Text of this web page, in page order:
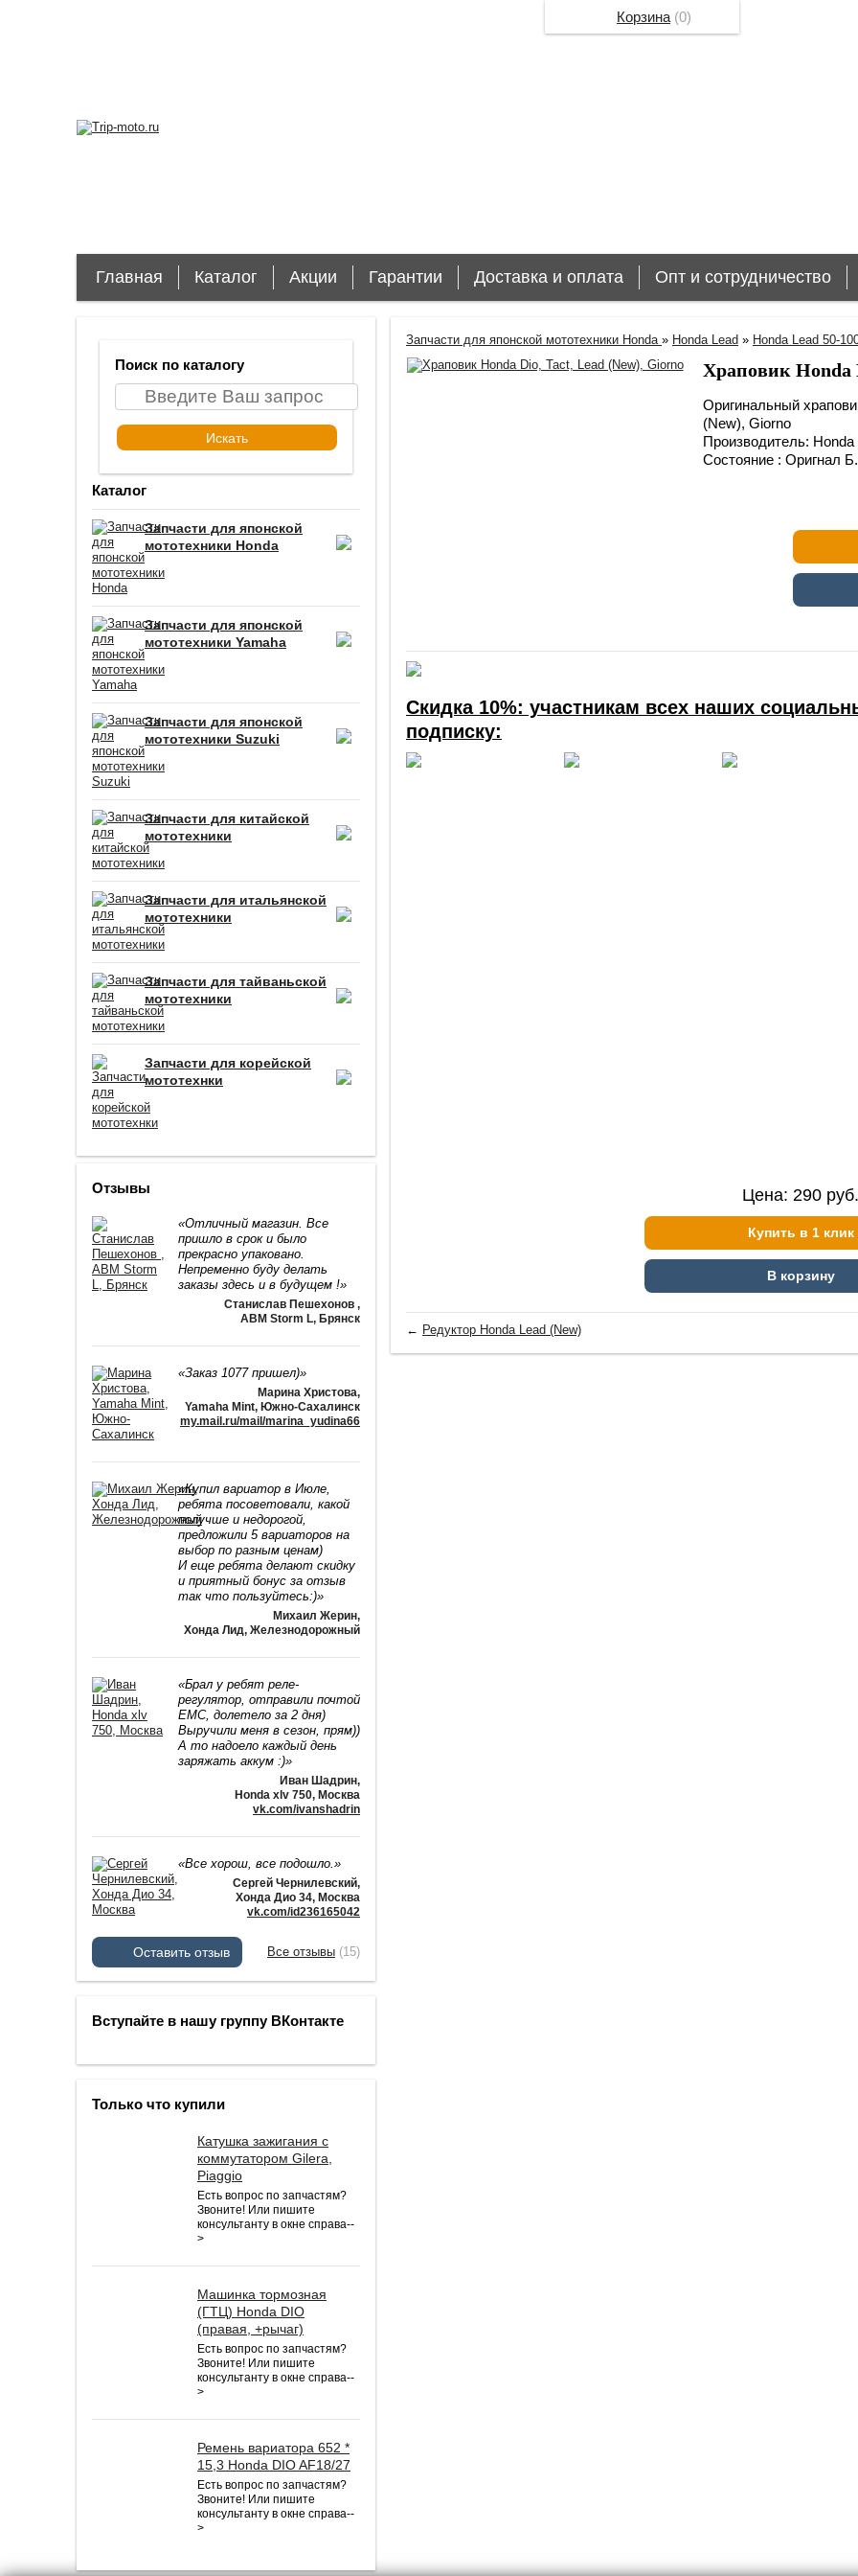
Главная Каталог Акции Гарантии Доставка и оплата Опт и сотрудничество
Поиск по каталогу
Каталог
Запчасти для японской
мототехники Honda
Запчасти для японской
мототехники Yamaha
Запчасти для японской
мототехники Suzuki
Запчасти для китайской
мототехники
Запчасти для итальянской
мототехники
Запчасти для тайваньской
мототехники
Запчасти для корейской
мототехнки
Отзывы
«Отличный магазин. Все
пришло в срок и было
прекрасно упаковано.
Непременно буду делать
заказы здесь и в будущем !»
Станислав Пешехонов ,
ABM Storm L, Брянск
«Заказ 1077 пришел)»
Марина Христова,
Yamaha Mint, Южно-Сахалинск
my.mail.ru/mail/marina_yudina66
«Купил вариатор в Июле,
ребята посоветовали, какой
получше и недорогой,
предложили 5 вариаторов на
выбор по разным ценам)
И еще ребята делают скидку
и приятный бонус за отзыв
так что пользуйтесь:)»
Михаил Жерин,
Хонда Лид, Железнодорожный
«Брал у ребят реле-
регулятор, отправили почтой
ЕМС, долетело за 2 дня)
Выручили меня в сезон, прям))
А то надоело каждый день
заряжать аккум :)»
Иван Шадрин,
Honda xlv 750, Москва
vk.com/ivanshadrin
«Все хорош, все подошло.»
Сергей Чернилевский,
Хонда Дио 34, Москва
vk.com/id236165042
Оставить отзыв Все отзывы (15)
Вступайте в нашу группу ВКонтакте
Только что купили
Катушка зажигания с
коммутатором Gilera,
Piaggio
Есть вопрос по запчастям?
Звоните! Или пишите
консультанту в окне справа--
>
Машинка тормозная
(ГТЦ) Honda DIO
(правая, +рычаг)
Есть вопрос по запчастям?
Звоните! Или пишите
консультанту в окне справа--
>
Ремень вариатора 652 *
15,3 Honda DIO AF18/27
Есть вопрос по запчастям?
Звоните! Или пишите
консультанту в окне справа--
>
Запчасти для японской мототехники Honda » Honda Lead » Honda Lead 50-
Храповик Honda
Оригинальный
(New), Giorno
Производитель:
Состояние : Оригнал
Скидка 10%: участникам всех наших
подписку:
Цена: 290 руб.
Купить в 1 клик
В корзину
← Редуктор Honda Lead (New)
Корзина (0)